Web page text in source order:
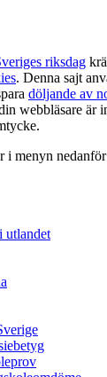
riksdag
. Denna sajt
döljande av
webbläsare är
i menyn
utlandet